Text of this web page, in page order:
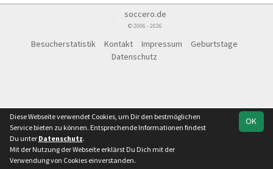
soccero.de
© 2006 - 2026
Besucherstatistik Kontakt Impressum
Geburtstage
Datenschutz
OK
Diese Webseite verwendet Cookies, um Dir den bestmöglichen
Service bieten zu können. Entsprechende Informationen findest
Du unter Datenschutz.
Mit der Nutzung der Webseite erklärst Du Dich mit der
Verwendung von Cookies einverstanden.